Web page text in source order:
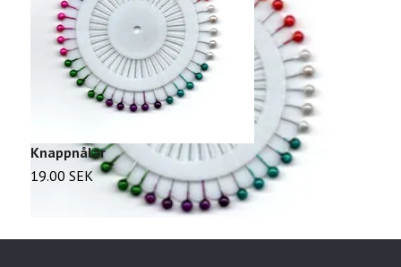
Knappnålar
19.00 SEK